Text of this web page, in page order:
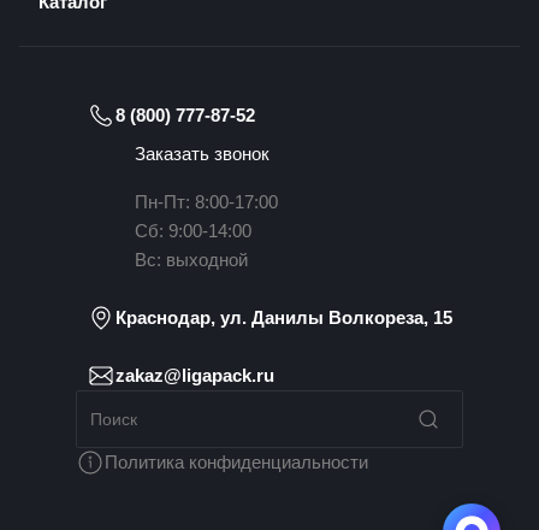
8 (800) 777-87-52
Заказать звонок
Пн-Пт: 8:00-17:00
Сб: 9:00-14:00
Вс: выходной
Краснодар, ул. Данилы Волкореза, 15
zakaz@ligapack.ru
Политика конфиденциальности